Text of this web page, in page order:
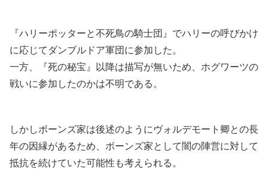
『ハリーポッターと不死鳥の騎士団』でハリーの呼びかけ
に応じてダンブルドア軍団に参加した。
一方、『死の秘宝』以降は描写が無いため、ホグワーツの
戦いに参加したのかは不明である。
しかしボーンズ家は後述のようにヴォルデモート卿との長
年の因縁があるため、ボーンズ家として闇の陣営に対して
抵抗を続けていた可能性も考えられる。